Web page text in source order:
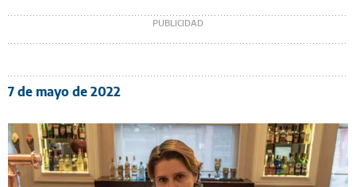
7 de mayo de 2022